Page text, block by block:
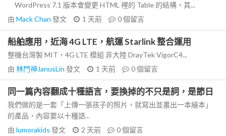
WordPress 7.1 版本會變更 HTML 裡的 Table 的結構，其...
由 Mack Chan 發文 1 天前 0個留言
船舶應用，近海 4G LTE，航運 Starlink 整合運用
整機台灣製 MIT，4G LTE 模組 非大陸 DrayTek VigorC4...
由 林門神JanusLin 發文 1 天前 0個留言
同一篇內容翻成十種語言，要換掉的不只是詞，是節日
我們做的是一套「上傳一張孩子的照片，就寫出並畫出一本繪本」
的產品，內容要以十種語...
由 lumorakids 發文 2 天前 0個留言